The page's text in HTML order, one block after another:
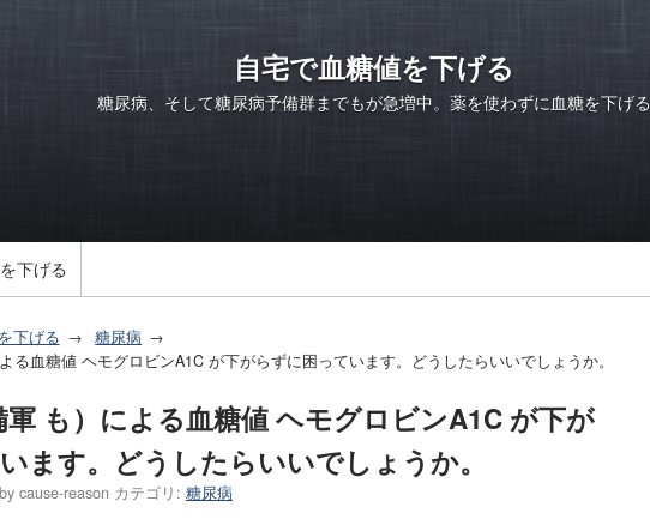
自宅で血糖値を下げる
糖尿病、そして糖尿病予備群までもが急増中。薬を使わずに血糖を下げる
下げる
下げる
糖尿病
る血糖値 ヘモグロビンA1C が下がらずに困っています。どうしたらいいでしょうか。
軍 も）による血糖値 ヘモグロビンA1C が下が
ます。どうしたらいいでしょうか。
by cause-reason カテゴリ: 糖尿病